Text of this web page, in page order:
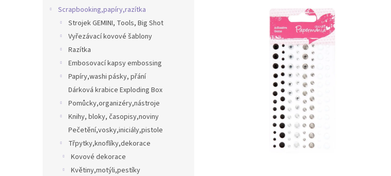
Scrapbooking,papíry,razítka
Strojek GEMINI, Tools, Big Shot
Vyřezávací kovové šablony
Razítka
Embosovací kapsy embossing
Papíry,washi pásky, přání
Dárková krabice Exploding Box
Pomůcky,organizéry,nástroje
Knihy, bloky, časopisy,noviny
Pečetění,vosky,iniciály,pistole
Třpytky,knoflíky,dekorace
Kovové dekorace
Květiny,motýli,pestíky